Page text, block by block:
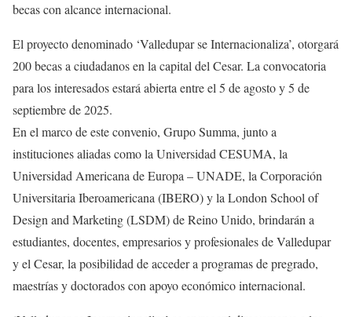
becas con alcance internacional.
El proyecto denominado ‘Valledupar se Internacionaliza’, otorgará
200 becas a ciudadanos en la capital del Cesar. La convocatoria
para los interesados estará abierta entre el 5 de agosto y 5 de
septiembre de 2025.
En el marco de este convenio, Grupo Summa, junto a
instituciones aliadas como la Universidad CESUMA, la
Universidad Americana de Europa – UNADE, la Corporación
Universitaria Iberoamericana (IBERO) y la London School of
Design and Marketing (LSDM) de Reino Unido, brindarán a
estudiantes, docentes, empresarios y profesionales de Valledupar
y el Cesar, la posibilidad de acceder a programas de pregrado,
maestrías y doctorados con apoyo económico internacional.